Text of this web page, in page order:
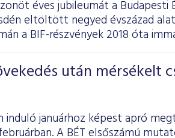
éves jubileumát a
eltöltött negyed évszázad
a BIF-részvények 2018 óta
után mérsékelt
induló januárhoz képest apró
A BÉT elsőszámú